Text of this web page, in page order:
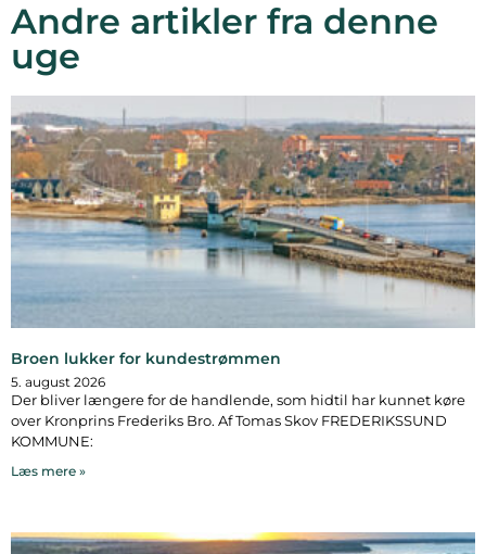
Andre artikler fra denne
uge
Broen lukker for kundestrømmen
5. august 2026
Der bliver længere for de handlende, som hidtil har kunnet køre
over Kronprins Frederiks Bro. Af Tomas Skov FREDERIKSSUND
KOMMUNE:
Læs mere »